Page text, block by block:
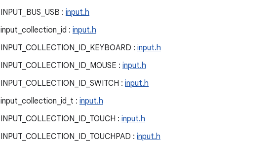
INPUT_BUS_USB : input.h
input_collection_id : input.h
INPUT_COLLECTION_ID_KEYBOARD : input.h
INPUT_COLLECTION_ID_MOUSE : input.h
INPUT_COLLECTION_ID_SWITCH : input.h
input_collection_id_t : input.h
INPUT_COLLECTION_ID_TOUCH : input.h
INPUT_COLLECTION_ID_TOUCHPAD : input.h